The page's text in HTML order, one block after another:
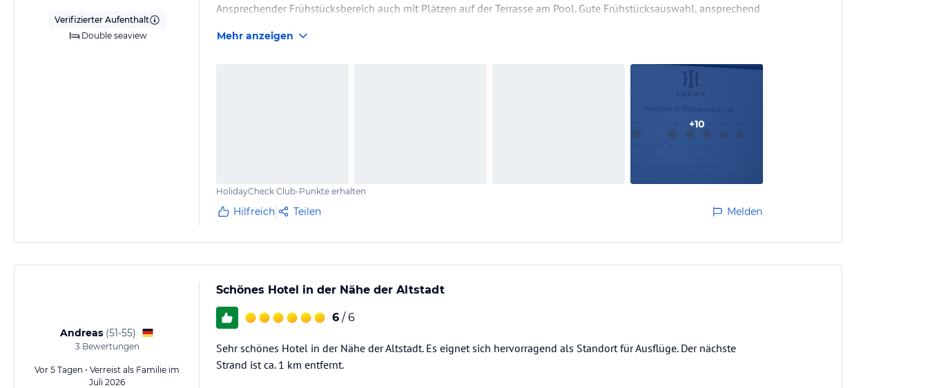
Verifizierter Aufenthalt
Double seaview
Ansprechender Frühstücksbereich auch mit Plätzen auf der Terrasse am Pool. Gute Frühstücksauswahl, ansprechend
Für Gäste mit Mietwagen schwierige Parksituation. Gebührenpflichtiger Parkplatz gegenüber mit…
Mehr anzeigen
+10
HolidayCheck Club-Punkte erhalten
Hilfreich Teilen Melden
Andreas (51-55)
3Bewertungen
Vor 5 Tagen • Verreist als Familie im
Juli 2026
Schönes Hotel in der Nähe der Altstadt
6 / 6
Sehr schönes Hotel in der Nähe der Altstadt. Es eignet sich hervorragend als Standort für Ausflüge. Der nächste
Strand ist ca. 1 km entfernt.